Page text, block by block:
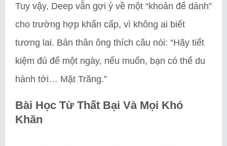
Tuy vậy, Deep vẫn gợi ý về một “khoản để dành”
cho trường hợp khẩn cấp, vì không ai biết
tương lai. Bản thân ông thích câu nói: “Hãy tiết
kiệm đủ để một ngày, nếu muốn, bạn có thể du
hành tới… Mặt Trăng.”
Bài Học Từ Thất Bại Và Mọi Khó
Khăn